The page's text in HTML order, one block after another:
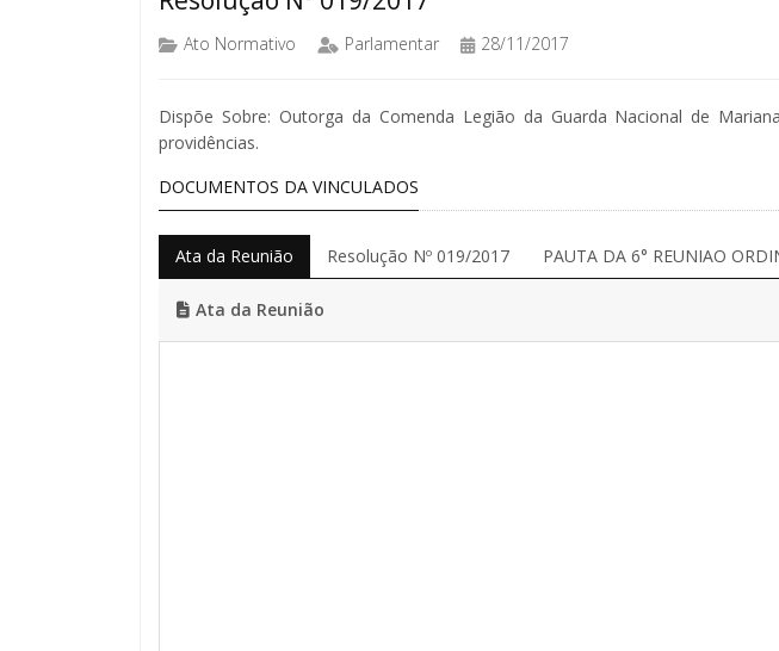
Ato Normativo Parlamentar 28/11/2017
Dispõe Sobre: Outorga da Comenda Legião da Guarda Nacional de
providências.
DOCUMENTOS DA VINCULADOS
Ata da Reunião Resolução Nº 019/2017 PAUTA DA 6° REUNIAO
Ata da Reunião